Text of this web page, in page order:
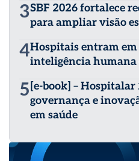
3SBF 2026 fortalece
para ampliar visão
4Hospitais entram
inteligência
5 [e-book] – Hospitalar
governança e
em saúde